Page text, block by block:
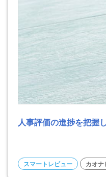
人事評価の進捗を把握
スマートレビュー カオナ